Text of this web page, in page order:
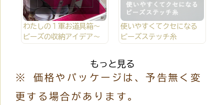
わたしの１軍お道具箱～
ビーズの収納アイデア～
使いやすくてクセになる
ビーズステッチ糸
もっと見る
※ 価格やパッケージは、予告無く変
更する場合があります。